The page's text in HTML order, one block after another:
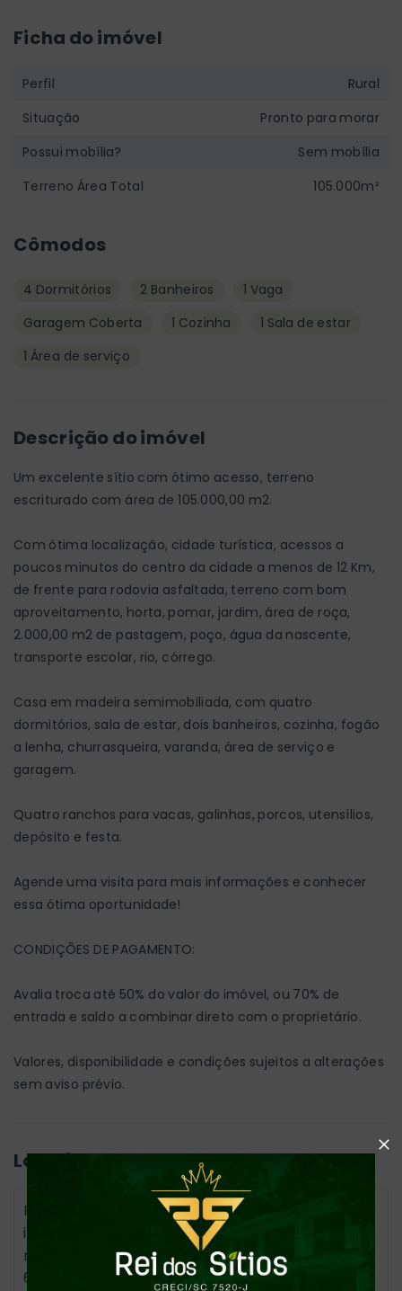
Cômodos
4 Dormitórios 2 Banheiros
1 Vaga
Garagem Coberta
1 Cozinha
1 Sala de estar
1 Área de serviço
Descrição do imóvel
Um excelente sítio com ótimo acesso, terreno
escriturado com área de 105.000,00 m2.
Com ótima localização, cidade turística, acessos a
poucos minutos do centro da cidade a menos de 12 Km,
de frente para rodovia asfaltada, terreno com bom
aproveitamento, horta, pomar, jardim, área de roça,
2.000,00 m2 de pastagem, poço, água da nascente,
transporte escolar, rio, córrego.
Casa em madeira semimobiliada, com quatro
dormitórios, sala de estar, dois banheiros, cozinha, fogão
a lenha, churrasqueira, varanda, área de serviço e
garagem.
Quatro ranchos para vacas, galinhas, porcos, utensílios,
depósito e festa.
Agende uma visita para mais informações e conhecer
essa ótima oportunidade!
CONDIÇÕES DE PAGAMENTO:
Avalia troca até 50% do valor do imóvel, ou 70% de
entrada e saldo a combinar direto com o proprietário.
Valores, disponibilidade e condições sujeitos a alterações
sem aviso prévio.
Localização
Para conhecer a localização exata e o imóvel é
indispensável agendar visita com o corretor
responsável pelo fone/whatsapp (47) 99730-
6670 - Cedro Alto - Rio dos Cedros/SC
Ficha do imóvel
Perfil
Rural
Situação
Pronto para morar
Possui mobília?
Sem mobília
Terreno Área Total
105.000m²